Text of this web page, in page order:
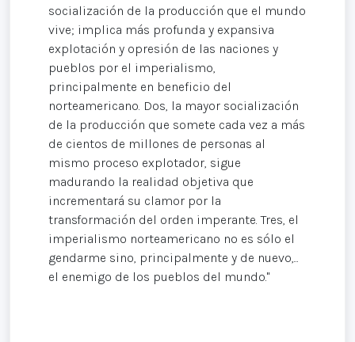
socialización de la producción que el mundo
vive; implica más profunda y expansiva
explotación y opresión de las naciones y
pueblos por el imperialismo,
principalmente en beneficio del
norteamericano. Dos, la mayor socialización
de la producción que somete cada vez a más
de cientos de millones de personas al
mismo proceso explotador, sigue
madurando la realidad objetiva que
incrementará su clamor por la
transformación del orden imperante. Tres, el
imperialismo norteamericano no es sólo el
gendarme sino, principalmente y de nuevo,...
el enemigo de los pueblos del mundo."